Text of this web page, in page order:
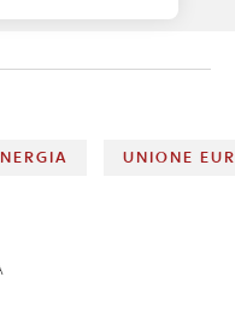
UNIONE